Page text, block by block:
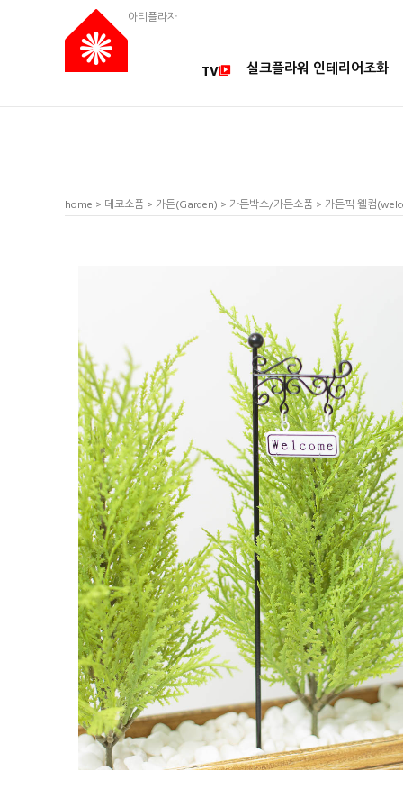
아티플라자
TV 실크플라워 인테리어조화
home > 데코소품 > 가든(Garden) > 가든박스/가든소품 > 가든픽 웰컴